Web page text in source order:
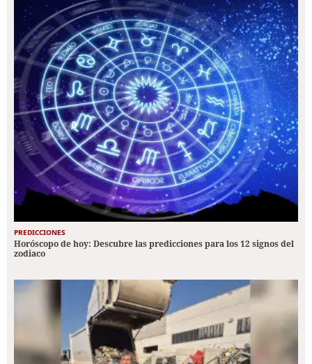
PREDICCIONES
Horóscopo de hoy: Descubre las predicciones para los 12 signos del
zodiaco